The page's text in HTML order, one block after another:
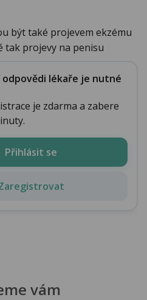
být také projevem ekzému
tak projevy na penisu
odpovědi lékaře je nutné
je zdarma a zabere
Přihlásit se
vám